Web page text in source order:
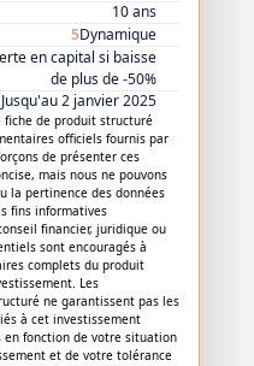
10 ans
5Dynamique
en capital si baisse
de plus de -50%
Jusqu'au 2 janvier 2025
fiche de produit structuré
officiels fournis par
de présenter ces
mais nous ne pouvons
la pertinence des données
fins informatives
financier, juridique ou
sont encouragés à
complets du produit
Les
ne garantissent pas les
à cet investissement
fonction de votre situation
et de votre tolérance